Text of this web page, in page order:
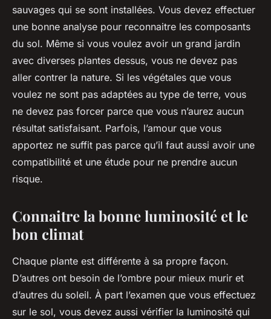
sauvages qui se sont installées. Vous devez effectuer
une bonne analyse pour reconnaitre les composants
du sol. Même si vous voulez avoir un grand jardin
avec diverses plantes dessus, vous ne devez pas
aller contrer la nature. Si les végétales que vous
voulez ne sont pas adaptées au type de terre, vous
ne devez pas forcer parce que vous n’aurez aucun
résultat satisfaisant. Parfois, l’amour que vous
apportez ne suffit pas parce qu’il faut aussi avoir une
compatibilité et une étude pour ne prendre aucun
risque.
Connaitre la bonne luminosité et le
bon climat
Chaque plante est différente à sa propre façon.
D’autres ont besoin de l’ombre pour mieux murir et
d’autres du soleil. À part l’examen que vous effectuez
sur le sol, vous devez aussi vérifier la luminosité qui